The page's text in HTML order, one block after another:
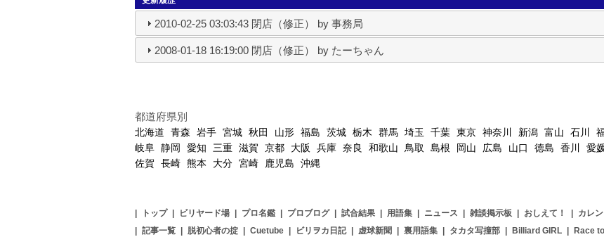
2010-02-25 03:03:43 閉店（修正） by 事務局
2008-01-18 16:19:00 閉店（修正） by たーちゃん
都道府県別
北海道 青森 岩手 宮城 秋田 山形 福島 茨城 栃木 群馬 埼玉 千葉 東京 神奈川 新潟 富山 石川
岐阜 静岡 愛知 三重 滋賀 京都 大阪 兵庫 奈良 和歌山 鳥取 島根 岡山 広島 山口 徳島 香川 愛
佐賀
長崎 熊本 大分 宮崎 鹿児島 沖縄
トップ ビリヤード場 プロ名鑑 プロブログ 試合結果 用語集 ニュース 雑談掲示板 おしえて！ カレ
記事一覧 脱初心者の掟 Cuetube ビリヲカ日記 虚球新聞 裏用語集 タカタ写撞部 Billiard GIRL Race